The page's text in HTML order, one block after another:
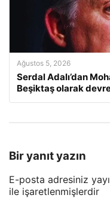
Ağustos 5, 2026
Serdal Adalı’dan
Beşiktaş olarak
Bir yanıt yazın
E-posta adresiniz
ile işaretlenmişlerdir